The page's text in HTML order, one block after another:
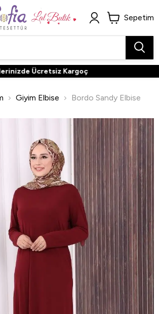
Sepetim
Ücretsiz Kargoç
Giyim Elbise Bordo Sandy Elbise